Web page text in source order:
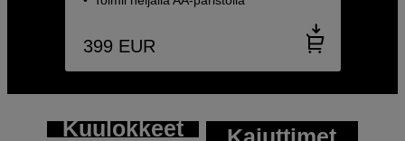
399 EUR
Kuulokkeet